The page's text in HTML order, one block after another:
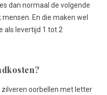
dan normaal de volgende
En die maken wel
als levertijd 1 tot 2
zilveren oorbellen met letter